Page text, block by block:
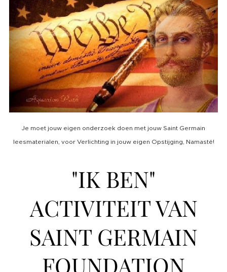
Je moet jouw eigen onderzoek doen met jouw Saint Germain
leesmaterialen, voor Verlichting in jouw eigen Opstijging, Namasté!
"IK BEN"
ACTIVITEIT VAN
SAINT GERMAIN
FOUNDATION